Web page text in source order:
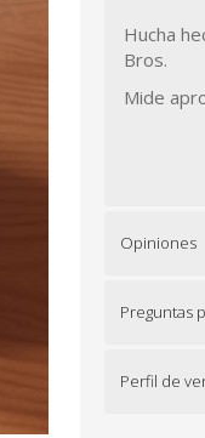
Hucha
Bros.
Mide
Opiniones
Preguntas
Perfil de